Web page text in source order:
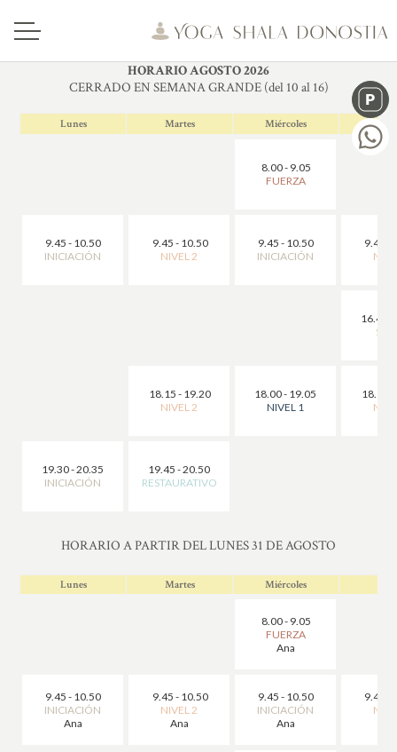
HORARIO AGOSTO 2026
CERRADO EN SEMANA GRANDE (del 10 al 16)
Lunes Martes Miércoles
8.00 - 9.05
FUERZA
9.45 - 10.50
INICIACIÓN
9.45 - 10.50
NIVEL 2
9.45 - 10.50
INICIACIÓN
9.45 -
16.45 -
18.15 - 19.20
NIVEL 2
18.00 - 19.05
NIVEL 1
18.15
19.30 - 20.35
INICIACIÓN
19.45 - 20.50
RESTAURATIVO
HORARIO A PARTIR DEL LUNES 31 DE AGOSTO
Lunes Martes Miércoles
8.00 - 9.05
FUERZA
Ana
9.45 - 10.50
INICIACIÓN
Ana
9.45 - 10.50
NIVEL 2
Ana
9.45 - 10.50
INICIACIÓN
Ana
9.45 -